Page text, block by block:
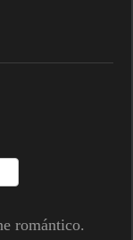
romántico.